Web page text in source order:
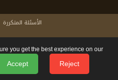
الأسئلة المتكررة
الشروط والاحكام
الشكاوي و
you get the best experience on our
Accept Reject